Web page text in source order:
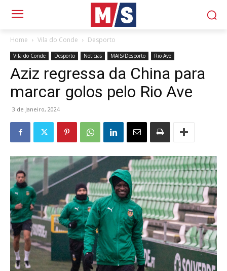
Home Vila do Conde Desporto
Vila do Conde Desporto Notícias MAIS/Desporto Rio Ave
Aziz regressa da China para
marcar golos pelo Rio Ave
3 de Janeiro, 2024